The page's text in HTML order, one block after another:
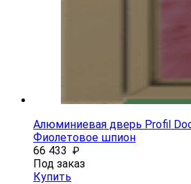
Алюминиевая дверь Profil
Фиолетовое шпион
66 433 ₽
Под заказ
Купить